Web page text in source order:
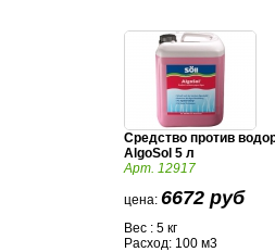
Средство против
AlgoSol 5 л
Арт. 12917
цена: 6672 руб
Вес : 5 кг
Расход: 100 м3